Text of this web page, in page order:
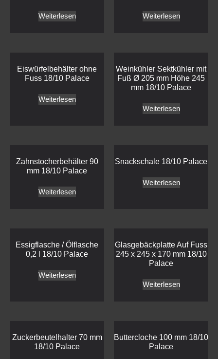
Weiterlesen Weiterlesen
Eiswürfelbehälter ohne
Fuss 18/10 Palace
Weiterlesen
Weinkühler Sektkühler mit
Fuß Ø 205 mm Höhe 245
mm 18/10 Palace
Weiterlesen
Zahnstocherbehälter 90
mm 18/10 Palace
Weiterlesen
Snackschale 18/10 Palace
Weiterlesen
Essigflasche / Ölflasche
0,2 l 18/10 Palace
Weiterlesen
Glasgebäckplatte Auf Fuss
245 x 245 x 170 mm 18/10
Palace
Weiterlesen
Zuckerbeutelhalter 70 mm
18/10 Palace
Buttercloche 100 mm 18/10
Palace